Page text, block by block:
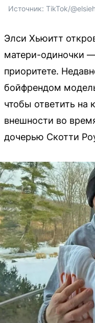
Источник: TikTok/
Элси Хьюитт
матери-одиночки
приоритете.
бойфрендом
чтобы ответить на
внешности во
дочерью Скотти